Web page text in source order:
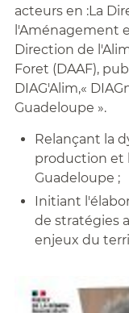
acteurs en :La
l'Aménagement
Direction de
Foret (DAAF),
DIAG'Alim,«
Guadeloupe ».
Relançant la
production et
Guadeloupe ;
Initiant
de stratégies
enjeux du